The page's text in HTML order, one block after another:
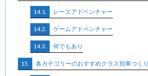
14.1. レースアドベンチャー
14.2. ゲームアドベンチャー
14.3. 何でもあり
15. 各カテゴリーのおすすめクラス別車つくり